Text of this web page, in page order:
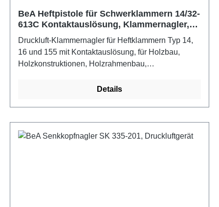
BeA Heftpistole für Schwerklammern 14/32-
613C Kontaktauslösung, Klammernagler,
Druckluftgerät
Druckluft-Klammernagler für Heftklammern Typ 14,
16 und 155 mit Kontaktauslösung, für Holzbau,
Holzkonstruktionen, Holzrahmenbau,
Palettenbau und -reparatur, Zimmerei sowie Dach-
Typ 16 = 02 Klammern, Typ 155 = 102 Klammern.
Eigenschaften: Multi-Fastener-System,
Details